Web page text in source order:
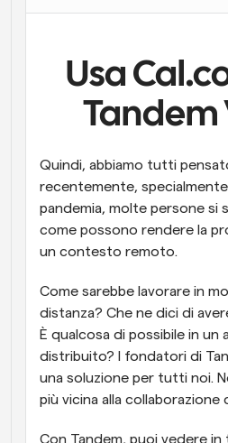
Programmazione
supportate
Rimani aggiornato con le
Riunioni Instantanee
Incontrare i clienti in pochi
Link di Gruppo Dinamico
Prenota senza sforzo
Webhook
Ricevi una notifica quando
Usa
Tandem
Quindi, abbiamo tutti
recentemente,
pandemia, molte persone si
come possono rendere la
un contesto remoto.
Come sarebbe lavorare in
distanza? Che ne dici di
È qualcosa di possibile in
distribuito? I fondatori di
una soluzione per tutti noi.
più vicina alla collaborazione
Con Tandem, puoi vedere in